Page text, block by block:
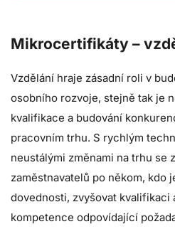
Mikrocertifikáty –
Vzdělání hraje zásadní roli v
osobního rozvoje, stejně tak je
kvalifikace a budování
pracovním trhu. S rychlým
neustálými změnami na trhu se
zaměstnavatelů po někom, kdo
dovednosti, zvyšovat kvalifikaci
kompetence odpovídající